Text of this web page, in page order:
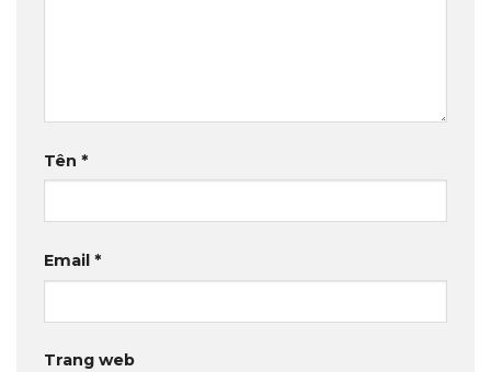
Tên *
Email *
Trang web